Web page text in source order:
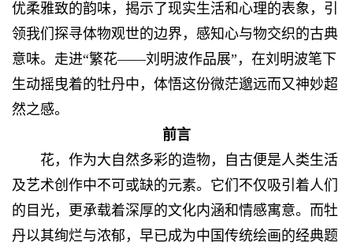
优柔雅致的韵味，揭示了现实生活和心理的表象，引
领我们探寻体物观世的边界，感知心与物交织的古典
意味。走进“繁花——刘明波作品展”，在刘明波笔下
生动摇曳着的牡丹中，体悟这份微茫邈远而又神妙超
然之感。
前言
花，作为大自然多彩的造物，自古便是人类生活
及艺术创作中不可或缺的元素。它们不仅吸引着人们
的目光，更承载着深厚的文化内涵和情感寓意。而牡
丹以其绚烂与浓郁，早已成为中国传统绘画的经典题